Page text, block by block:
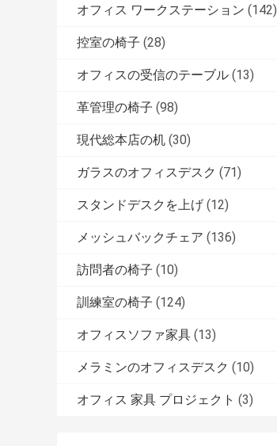
オフィス ワークステーション (142)
控室の椅子 (28)
オフィスの受信のテーブル (13)
革管理の椅子 (98)
現代総本店の机 (30)
ガラスのオフィスデスク (71)
スタンドデスクを上げ (12)
メッシュバックチェア (136)
訪問者の椅子 (10)
訓練室の椅子 (124)
オフィスソファ家具 (13)
メラミンのオフィスデスク (10)
オフィス 家具 プロジェクト (3)